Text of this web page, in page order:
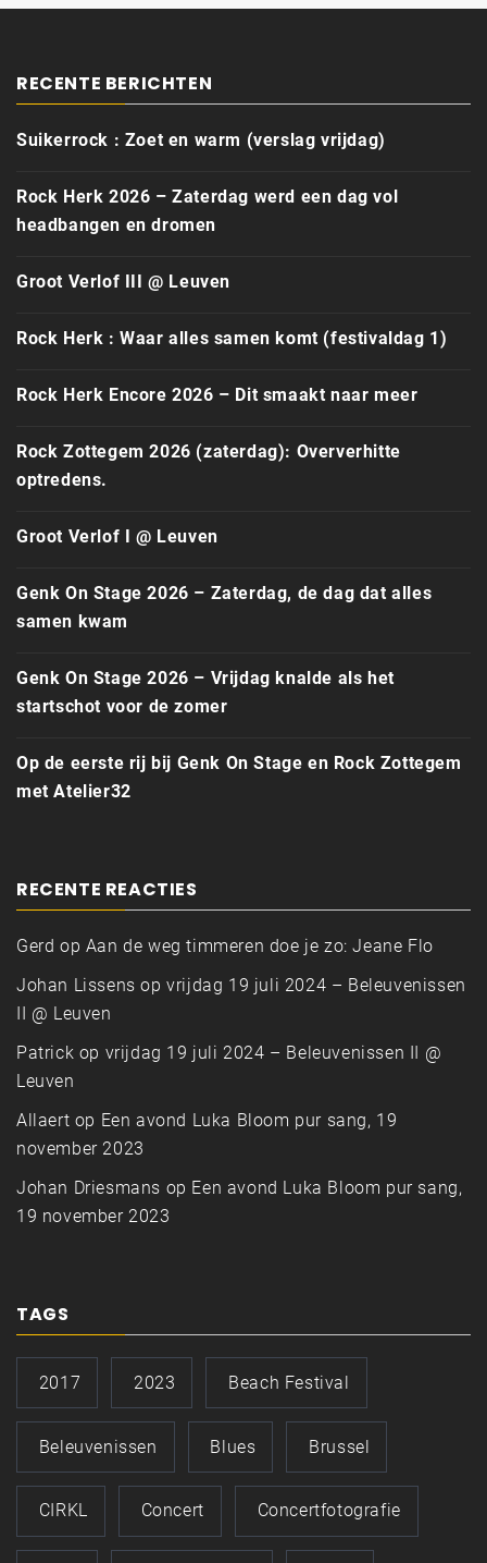
RECENTE BERICHTEN
Suikerrock : Zoet en warm (verslag vrijdag)
Rock Herk 2026 – Zaterdag werd een dag vol
headbangen en dromen
Groot Verlof III @ Leuven
Rock Herk : Waar alles samen komt (festivaldag 1)
Rock Herk Encore 2026 – Dit smaakt naar meer
Rock Zottegem 2026 (zaterdag): Oververhitte
optredens.
Groot Verlof I @ Leuven
Genk On Stage 2026 – Zaterdag, de dag dat alles
samen kwam
Genk On Stage 2026 – Vrijdag knalde als het
startschot voor de zomer
Op de eerste rij bij Genk On Stage en Rock Zottegem
met Atelier32
RECENTE REACTIES
Gerd op Aan de weg timmeren doe je zo: Jeane Flo
Johan Lissens opvrijdag 19 juli 2024 – Beleuvenissen
II @ Leuven
Patrick op vrijdag 19 juli 2024 – Beleuvenissen II @
Leuven
Allaert op Een avond Luka Bloom pur sang, 19
november 2023
Johan Driesmans op Een avond Luka Bloom pur sang,
19 november 2023
TAGS
2017 2023 Beach Festival
Beleuvenissen Blues Brussel
CIRKL Concert Concertfotografie